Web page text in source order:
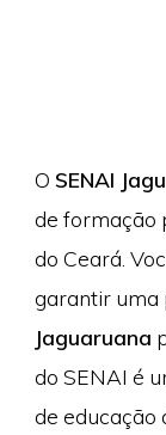
O SENAI
de formação
do Ceará.
garantir uma
Jaguaruana
do SENAI é
de educação